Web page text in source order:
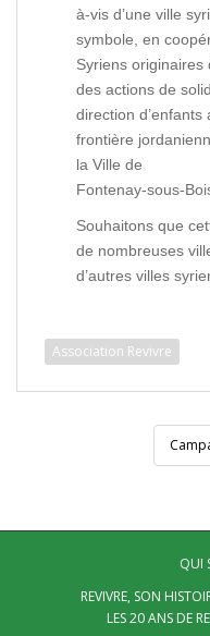
à-vis d’une ville
symbole, en
Syriens originaires
des actions de
direction
frontière
la Ville de
Fontenay-sous-
Souhaitons que
de nombreuses
d’autres villes
Association Revivre
Navigation
QUI
REVIVRE, SON
LES 20 ANS DE